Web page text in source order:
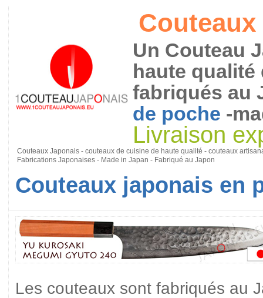
Un Couteau
haute qualité
fabriqués au
de poche -
Livraison
Couteaux Japonais - couteaux de cuisine de haute qualité - couteaux
Fabrications Japonaises - Made in Japan - Fabriqué au Japon
Couteaux japonais en
Les couteaux sont fabriqués au